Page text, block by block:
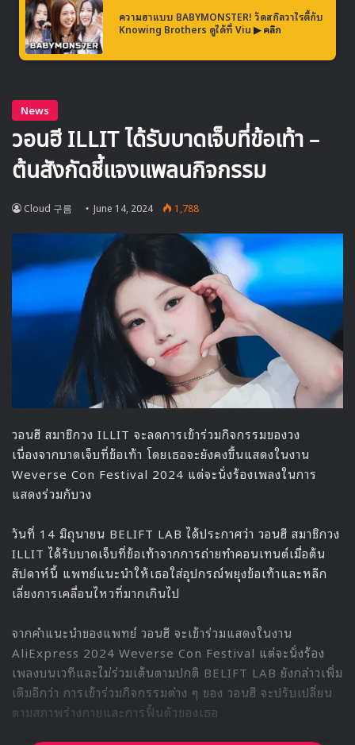
โดยการทำกิจกรรมที่จะมาถึงนี้ FIFTY FIFTY จะเริ่มต้นด้วย
การปล่อยผลงานเพลงพรีรีลีสออกมาก่อนที่จะเริ่มทำกิจกรรม
โปรโมตการคัมแบคอย่างเป็ฯทางการในเดือนกันยายน รอ
FIFTY FIFTY Keena
ความฮาแบบ BABYMONSTER! วัดสกิลวาไรตี้กับ
Knowing Brothers ดูได้ที่ Viu ▶ คลิก